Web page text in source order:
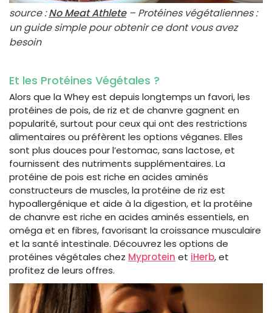
source :No Meat Athlete– Protéines végétaliennes :
un guide simple pour obtenir ce dont vous avez
besoin
Et les Protéines Végétales ?
Alors que la Whey est depuis longtemps un favori, les
protéines de pois, de riz et de chanvre gagnent en
popularité, surtout pour ceux qui ont des restrictions
alimentaires ou préfèrent les options véganes. Elles
sont plus douces pour l’estomac, sans lactose, et
fournissent des nutriments supplémentaires. La
protéine de pois est riche en acides aminés
constructeurs de muscles, la protéine de riz est
hypoallergénique et aide à la digestion, et la protéine
de chanvre est riche en acides aminés essentiels, en
oméga et en fibres, favorisant la croissance musculaire
et la santé intestinale. Découvrez les options de
protéines végétales chez Myprotein et iHerb, et
profitez de leurs offres.